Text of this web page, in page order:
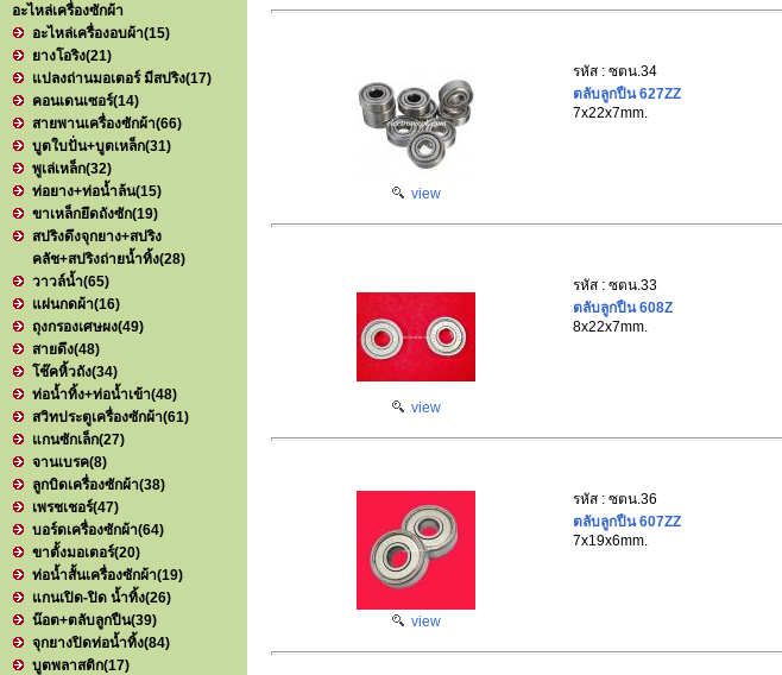
อะไหล่เครื่องซักผ้า
อะไหล่เครื่องอบผ้า(15)
ยางโอริง(21)
แปลงถ่านมอเตอร์ มีสปริง(17)
คอนเดนเซอร์(14)
สายพานเครื่องซักผ้า(66)
บูตใบปั่น+บูตเหล็ก(31)
พูเล่เหล็ก(32)
ท่อยาง+ท่อน้ำล้น(15)
ขาเหล็กยึดถังซัก(19)
สปริงดึงจุกยาง+สปริง
คลัช+สปริงถ่ายน้ำทิ้ง(28)
วาวล์น้ำ(65)
แผ่นกดผ้า(16)
ถุงกรองเศษผง(49)
สายดึง(48)
โช๊คหิ้วถัง(34)
ท่อน้ำทิ้ง+ท่อน้ำเข้า(48)
สวิทประตูเครื่องซักผ้า(61)
แกนซักเล็ก(27)
จานเบรค(8)
ลูกบิดเครื่องซักผ้า(38)
เพรชเชอร์(47)
บอร์ดเครื่องซักผ้า(64)
ขาตั้งมอเตอร์(20)
ท่อน้ำสั้นเครื่องซักผ้า(19)
แกนเปิด-ปิด น้ำทิ้ง(26)
น๊อต+ตลับลูกปืน(39)
จุกยางปิดท่อน้ำทิ้ง(84)
บูตพลาสติก(17)
view
รหัส : ซตน.34
ตลับลูกปืน 627ZZ
7x22x7mm.
view
รหัส : ซตน.33
ตลับลูกปืน 608Z
8x22x7mm.
view
รหัส : ซตน.36
ตลับลูกปืน 607ZZ
7x19x6mm.